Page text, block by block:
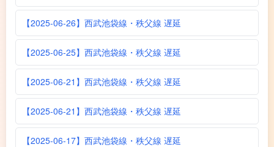
【2025-06-26】西武池袋線・秩父線 遅延
【2025-06-25】西武池袋線・秩父線 遅延
【2025-06-21】西武池袋線・秩父線 遅延
【2025-06-21】西武池袋線・秩父線 遅延
【2025-06-17】西武池袋線・秩父線 遅延